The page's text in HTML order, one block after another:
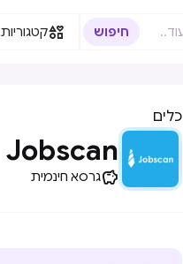
קטגוריות
כלים
Jobscan
גרסא חינמית